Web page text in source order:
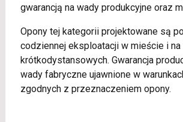
gwarancją na wady produkcyjne oraz
Opony tej kategorii projektowane są
codziennej eksploatacji w mieście i na
krótkodystansowych. Gwarancja
wady fabryczne ujawnione w
zgodnych z przeznaczeniem opony.